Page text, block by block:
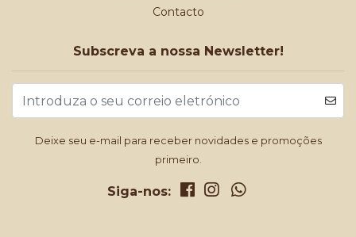
Contacto
Subscreva a nossa Newsletter!
Deixe seu e-mail para receber novidades e promoções
primeiro.
Siga-nos: